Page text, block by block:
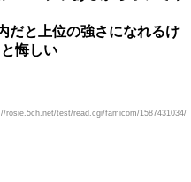
だと上位の強さになれるけ
悔しい
rosie.5ch.net/test/read.cgi/famicom/1587431034/